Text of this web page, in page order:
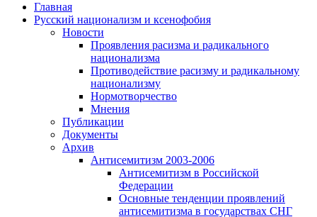
Главная
Русский национализм и ксенофобия
Новости
Проявления расизма и радикального
национализма
Противодействие расизму и радикальному
национализму
Нормотворчество
Мнения
Публикации
Документы
Архив
Антисемитизм 2003-2006
Антисемитизм в Российской
Федерации
Основные тенденции проявлений
антисемитизма в государствах СНГ